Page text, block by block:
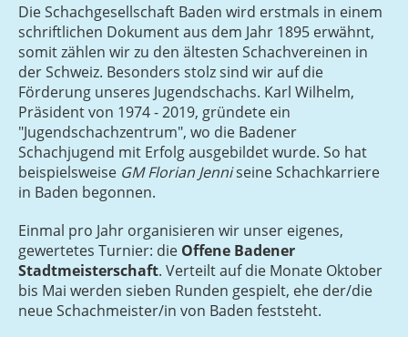
Die Schachgesellschaft Baden wird erstmals in einem
schriftlichen Dokument aus dem Jahr 1895 erwähnt,
somit zählen wir zu den ältesten Schachvereinen in
der Schweiz. Besonders stolz sind wir auf die
Förderung unseres Jugendschachs. Karl Wilhelm,
Präsident von 1974 - 2019, gründete ein
"Jugendschachzentrum", wo die Badener
Schachjugend mit Erfolg ausgebildet wurde. So hat
beispielsweise GM Florian Jenniseine Schachkarriere
in Baden begonnen.
Einmal pro Jahr organisieren wir unser eigenes,
gewertetes Turnier: die Offene Badener
Stadtmeisterschaft. Verteilt auf die Monate Oktober
bis Mai werden sieben Runden gespielt, ehe der/die
neue Schachmeister/in von Baden feststeht.